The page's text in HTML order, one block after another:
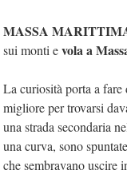
MASSA
sui monti evola a
La curiosità porta a fare
migliore per trovarsi
una strada secondaria
una curva, sono
che sembravano uscire